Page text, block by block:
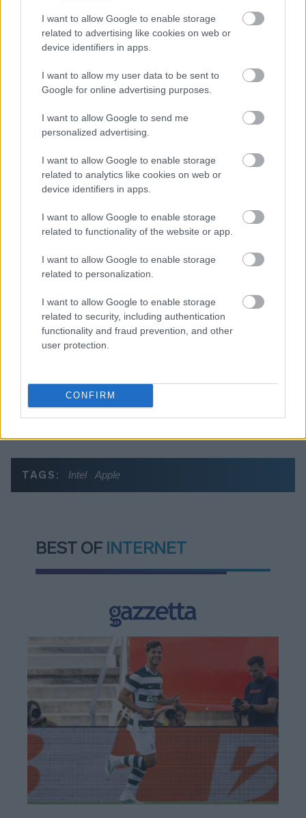
I want to allow Google to enable storage
related to advertising like cookies on web or
device identifiers in apps.
I want to allow my user data to be sent to
Google for online advertising purposes.
I want to allow Google to send me
personalized advertising.
I want to allow Google to enable storage
related to analytics like cookies on web or
device identifiers in apps.
I want to allow Google to enable storage
related to functionality of the website or app.
I want to allow Google to enable storage
related to personalization.
I want to allow Google to enable storage
related to security, including authentication
functionality and fraud prevention, and other
user protection.
CONFIRM
Διαβάζονται αυτή τη στιγμή
voucher έως 600 ευρώ
Μετά τις φορολογικές δηλώσεις έρχονται οι
διασταυρώσεις - Ποιοι κωδικοί ελέγχονται
Καρυστιανού
TAGS: Intel Apple
BEST OF INTERNET